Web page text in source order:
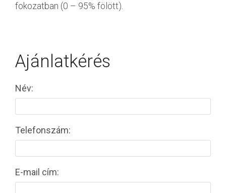
fokozatban (0 – 95% fölött).
Ajánlatkérés
Név:
Telefonszám:
E-mail cím: